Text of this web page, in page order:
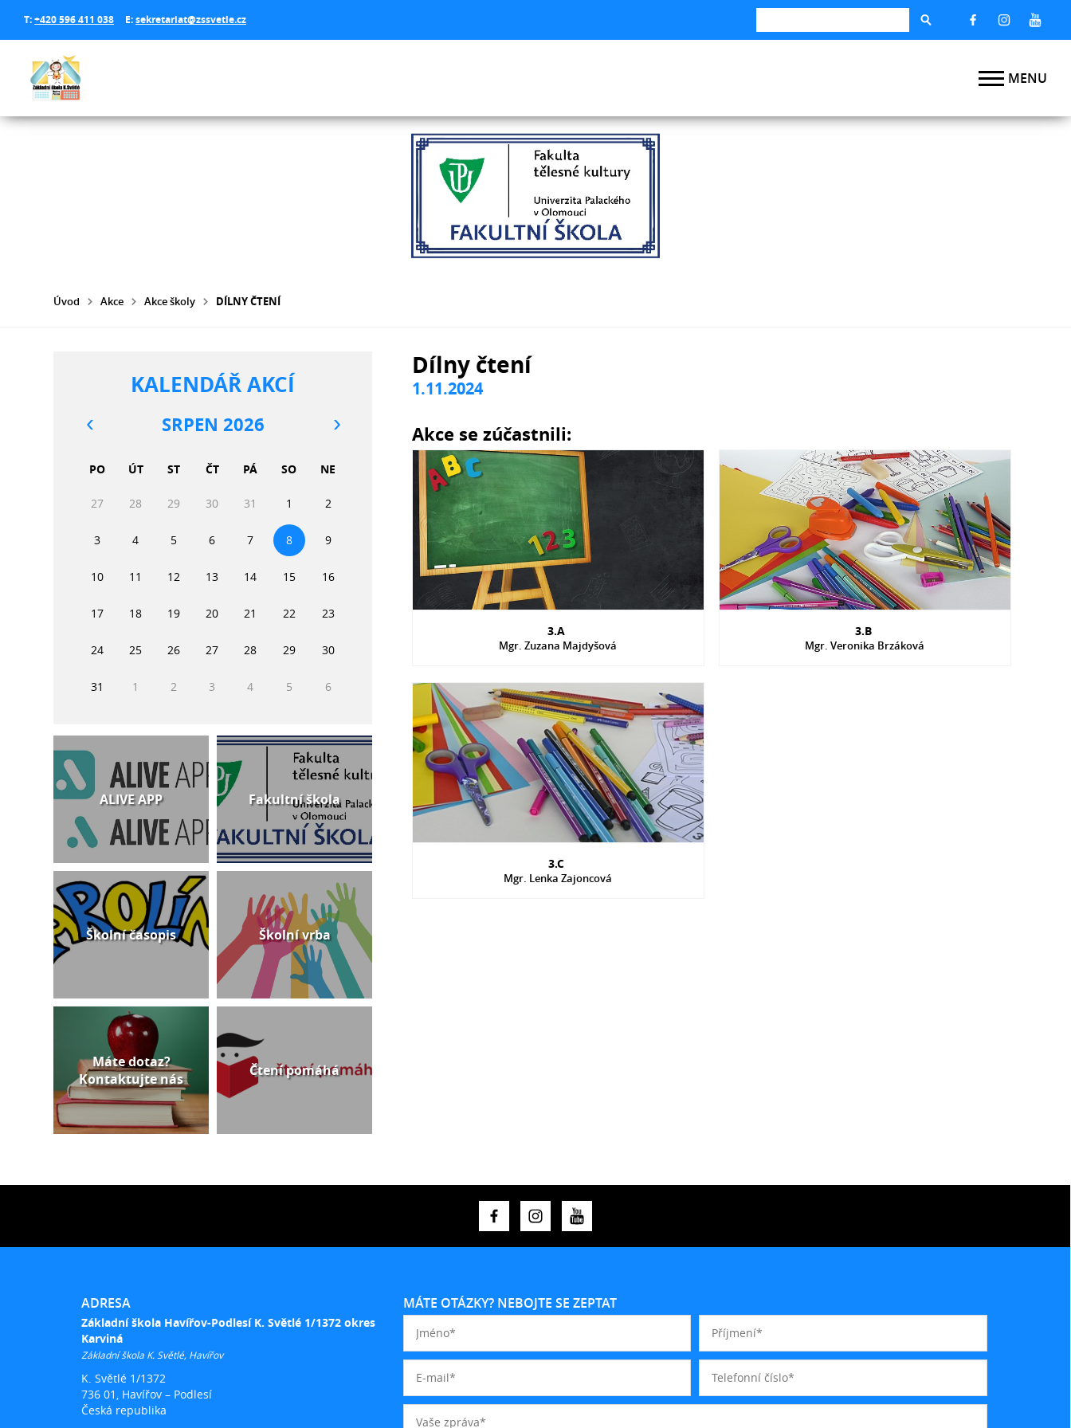
T:+420 596 411 038 E:sekretariat@zssvetle.cz
Úvod Akce Akce školy DÍLNY ČTENÍ
Dílny čtení
1.11.2024
Akce se zúčastnili:
3.A
Mgr. Zuzana Majdyšová
3.B
Mgr. Veronika Brzáková
3.C
Mgr. Lenka Zajoncová
KALENDÁŘ AKCÍ
SRPEN 2026
PO ÚT ST ČT PÁ SO NE
27 28 29 30 31 1 2
3 4 5 6 7 8 9
10 11 12 13 14 15 16
17 18 19 20 21 22 23
24 25 26 27 28 29 30
31 1 2 3 4 5 6
ALIVE APP Fakultní škola
Školní časopis Školní vrba
Máte dotaz?
Kontaktujte nás
Čtení pomáhá
ADRESA
Základní škola Havířov-Podlesí K. Světlé 1/1372 okres
Karviná
Základní škola K. Světlé, Havířov
K. Světlé 1/1372
736 01, Havířov – Podlesí
Česká republika
MÁTE OTÁZKY? NEBOJTE SE ZEPTAT